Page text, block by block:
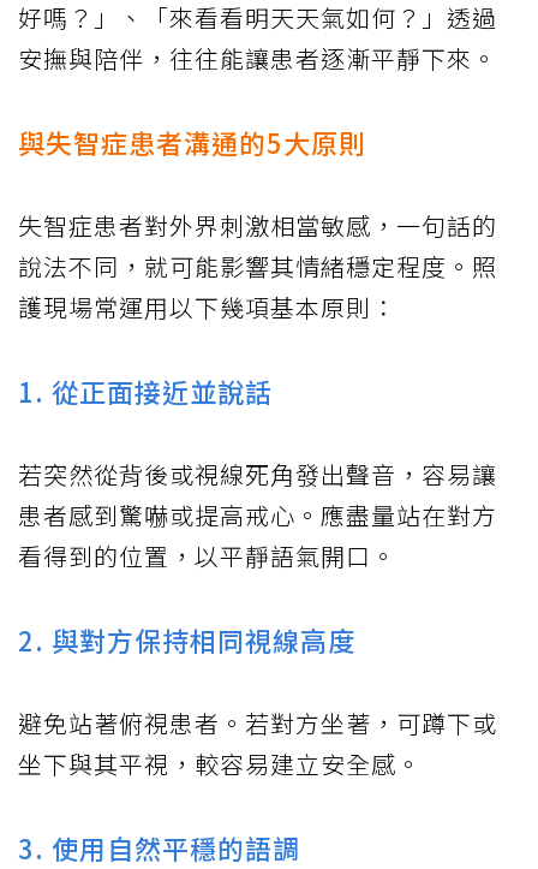
好嗎？」、「來看看明天天氣如何？」透過
安撫與陪伴，往往能讓患者逐漸平靜下來。
與失智症患者溝通的5大原則
失智症患者對外界刺激相當敏感，一句話的
說法不同，就可能影響其情緒穩定程度。照
護現場常運用以下幾項基本原則：
1. 從正面接近並說話
若突然從背後或視線死角發出聲音，容易讓
患者感到驚嚇或提高戒心。應盡量站在對方
看得到的位置，以平靜語氣開口。
2. 與對方保持相同視線高度
避免站著俯視患者。若對方坐著，可蹲下或
坐下與其平視，較容易建立安全感。
3. 使用自然平穩的語調